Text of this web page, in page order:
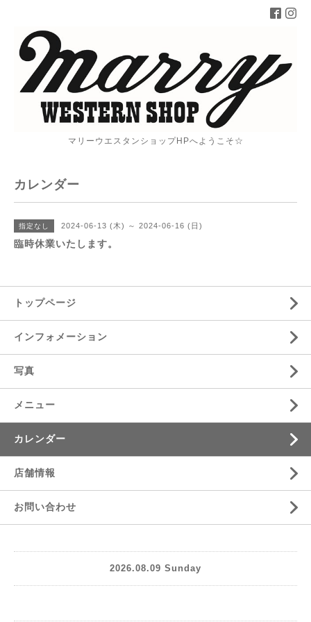
マリーウエスタンショップHPへようこそ☆
カレンダー
指定なし 2024-06-13 (木) ～ 2024-06-16 (日)
臨時休業いたします。
トップページ
インフォメーション
写真
メニュー
カレンダー
店舗情報
お問い合わせ
2026.08.09 Sunday